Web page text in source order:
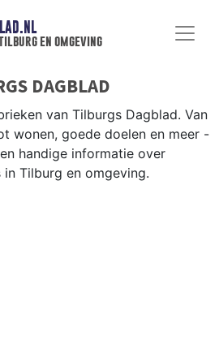
en omgeving
DAGBLAD
van Tilburgs Dagblad. Van
wonen, goede doelen en meer -
handige informatie over
Tilburg en omgeving.